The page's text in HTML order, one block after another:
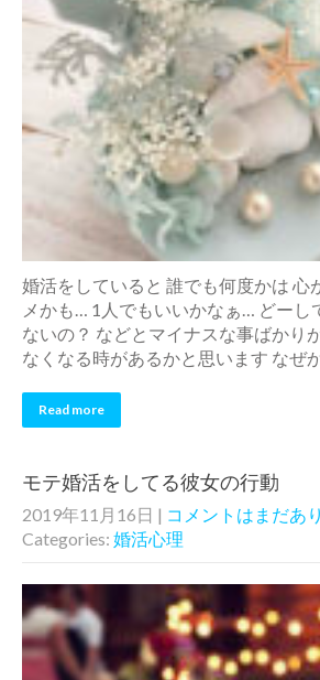
婚活をしていると 誰でも何度かは 心
メかも… 1人でもいいかなぁ… どーし
ないの？ などとマイナスな事ばかり
なくなる時があるかと思います なぜ
Read more
モテ婚活をしてる彼女の行動
2019年11月16日 | コメントはまだあ
Categories: 婚活心理